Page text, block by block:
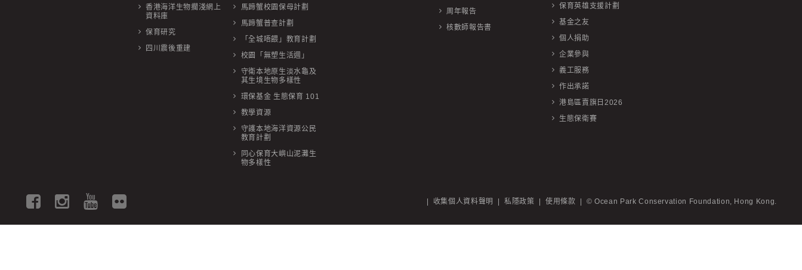
香港海洋生物擱淺網上
資料庫
保育研究
四川震後重建
馬蹄蟹校園保母計劃
馬蹄蟹普查計劃
「全城唔餵」教育計劃
校園「無塑生活週」
守衛本地原生淡水龜及
其生境生物多樣性
環保基金 生態保育 101
教學資源
守護本地海洋資源公民
教育計劃
同心保育大嶼山泥灘生
物多樣性
周年報告
核數師報告書
保育英雄支援計劃
基金之友
個人捐助
企業參與
義工服務
作出承諾
港島區賣旗日2026
生態保衛賽
收集個人資料聲明 |私隱政策 使用條款 © Ocean Park Conservation Foundation, Hong Kong.